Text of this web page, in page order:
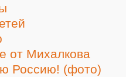
от Михалкова
Россию! (фото)